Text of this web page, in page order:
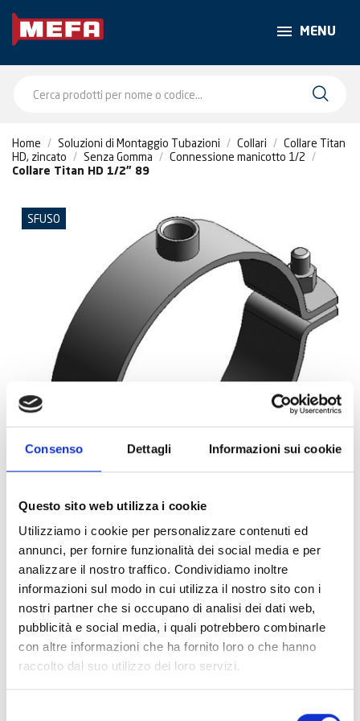
Consenso Dettagli Informazioni sui cookie
Questo sito web utilizza i cookie
Utilizziamo i cookie per personalizzare contenuti ed
annunci, per fornire funzionalità dei social media e per
analizzare il nostro traffico. Condividiamo inoltre
informazioni sul modo in cui utilizza il nostro sito con i
nostri partner che si occupano di analisi dei dati web,
pubblicità e social media, i quali potrebbero combinarle
con altre informazioni che ha fornito loro o che hanno
raccolto dal suo utilizzo dei loro servizi.
MENU
Home Soluzioni di Montaggio Tubazioni Collari
Collare Titan
HD, zincato
Senza Gomma Connessione manicotto 1/2
Collare Titan HD 1/2" 89
SFUSO
0072509
Collare Titan HD 1/2" 89
Per visualizzare i prezzi e acquistare, devi
effettuare il login.